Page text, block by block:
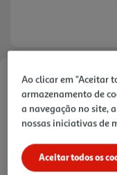
Faça a sua avaliação
Ref. / EAN:5711428065186
29,99 €
Ao clicar em "Aceitar
armazenamento de
a navegação no site,
nossas iniciativas de
Aceitar todos os